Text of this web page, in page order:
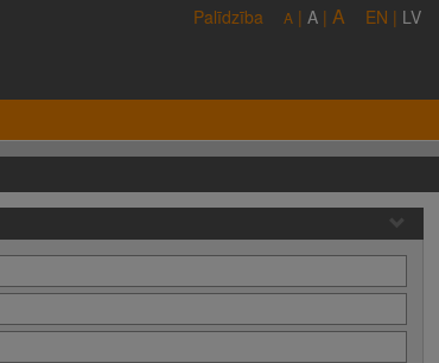
Palīdzība A | A | A EN | LV